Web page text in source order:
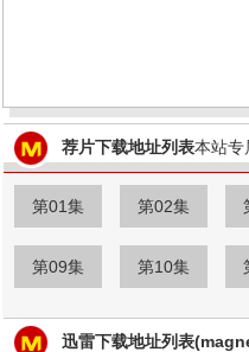
荐片下载地址列表本站专
第01集 第02集
第09集 第10集
迅雷下载地址列表